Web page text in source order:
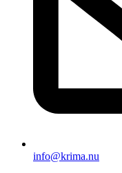
info@krima.nu